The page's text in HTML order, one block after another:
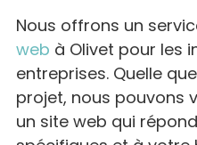
Nous offrons un
web à Olivet pour les
entreprises. Quelle
projet, nous pouvons
un site web qui